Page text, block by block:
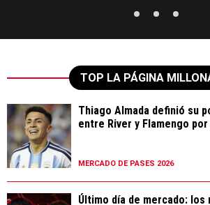
TOP LA PÁGINA
Thiago Almada definió su
entre River y Flamengo por
MERCADO DE PASES 2026
Último día de mercado: